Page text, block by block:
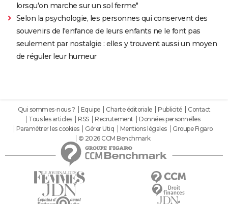
lorsqu'on marche sur un sol ferme"
Selon la psychologie, les personnes qui conservent des
souvenirs de l'enfance de leurs enfants ne le font pas
seulement par nostalgie : elles y trouvent aussi un moyen
de réguler leur humeur
Qui sommes-nous ? Equipe Charte éditoriale Publicité
Contact
Tous les articles
RSS Recrutement
Données personnelles
Paramétrer les cookies
Gérer Utiq Mentions légales
Groupe Figaro
© 2026 CCM Benchmark